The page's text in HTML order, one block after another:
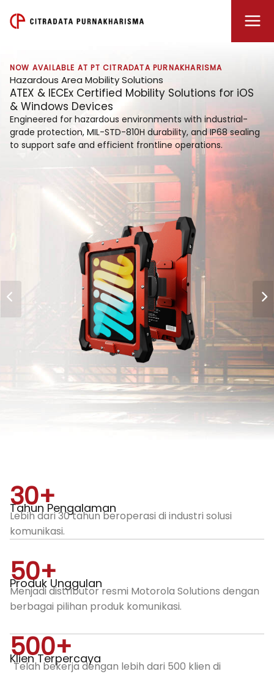
NOW AVAILABLE AT PT CITRADATA PURNAKHARISMA
Hazardous Area Mobility Solutions
ATEX & IECEx Certified Mobility Solutions for iOS
& Windows Devices
Engineered for hazardous environments with industrial-
grade protection, MIL-STD-810H durability, and IP68 sealing
to support safe and efficient frontline operations.
Tahun Pengalaman
30+
Lebih dari 30 tahun beroperasi di industri solusi
komunikasi.
Produk Unggulan
50+
Menjadi distributor resmi Motorola Solutions dengan
berbagai pilihan produk komunikasi.
Klien Terpercaya
500+
Telah bekerja dengan lebih dari 500 klien di